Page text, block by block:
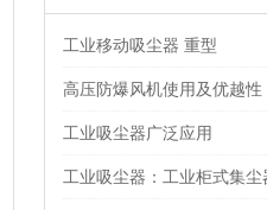
工业移动吸尘器 重型
高压防爆风机使用及优越性
工业吸尘器广泛应用
工业吸尘器：工业柜式集尘